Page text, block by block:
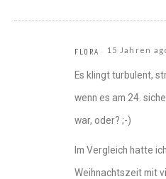
FLORA 15 Jahren
Es klingt turbulent,
wenn es am 24.
war, oder? ;-)
Im Vergleich hatte
Weihnachtszeit mit